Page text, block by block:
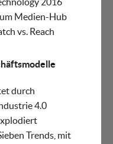
Medien-Hub
vs. Reach
durch
4.0
Trends, mit